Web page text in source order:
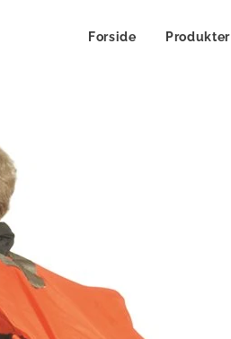
Forside Produkter